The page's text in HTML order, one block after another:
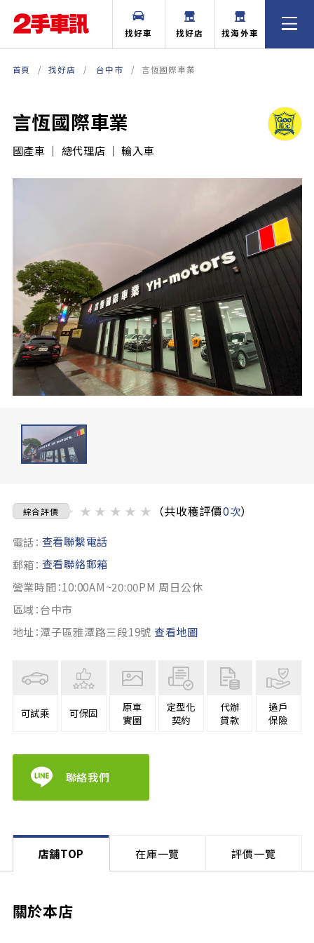
找好車 找好店 找海外車
首頁 找好店 台中市 言恆國際車業
言恆國際車業
國產車 ｜ 總代理店 ｜ 輸入車
綜合評價 ★ ★ ★ ★ ★ （共收穫評價0次）
電話： 查看聯繫電話
郵箱： 查看聯絡郵箱
營業時間：10:00AM~20:00PM 周日公休
區域：台中市
地址：潭子區雅潭路三段19號 查看地圖
可試乘 可保固
原車
實圖
定型化
契約
代辦
貸款
過戶
保險
聯絡我們
店舗TOP 在庫一覽 評價一覽
關於本店